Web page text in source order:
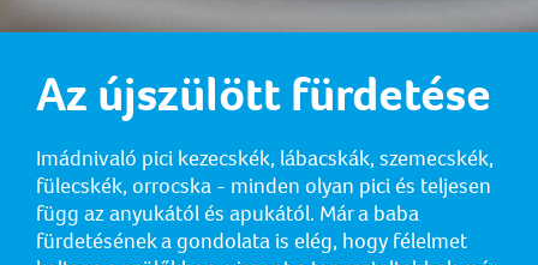
Az újszülött fürdetése
Imádnivaló pici kezecskék, lábacskák, szemecskék,
fülecskék, orrocska - minden olyan pici és teljesen
függ az anyukától és apukától. Már a baba
fürdetésének a gondolata is elég, hogy félelmet